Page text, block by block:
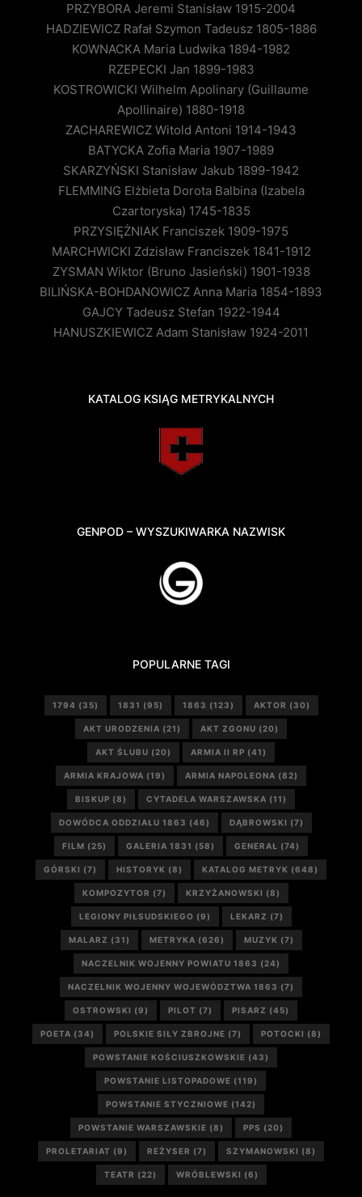
PRZYBORA Jeremi Stanisław 1915-2004
HADZIEWICZ Rafał Szymon Tadeusz 1805-1886
KOWNACKA Maria Ludwika 1894-1982
RZEPECKI Jan 1899-1983
KOSTROWICKI Wilhelm Apolinary (Guillaume
Apollinaire) 1880-1918
ZACHAREWICZ Witold Antoni 1914-1943
BATYCKA Zofia Maria 1907-1989
SKARZYŃSKI Stanisław Jakub 1899-1942
FLEMMING Elżbieta Dorota Balbina (Izabela
Czartoryska) 1745-1835
PRZYSIĘŻNIAK Franciszek 1909-1975
MARCHWICKI Zdzisław Franciszek 1841-1912
ZYSMAN Wiktor (Bruno Jasieński) 1901-1938
BILIŃSKA-BOHDANOWICZ Anna Maria 1854-1893
GAJCY Tadeusz Stefan 1922-1944
HANUSZKIEWICZ Adam Stanisław 1924-2011
KATALOG KSIĄG METRYKALNYCH
GENPOD – WYSZUKIWARKA NAZWISK
POPULARNE TAGI
1794 (35) 1831 (95) 1863 (123) AKTOR (30)
AKT URODZENIA (21) AKT ZGONU (20)
AKT ŚLUBU (20) ARMIA II RP (41)
ARMIA KRAJOWA (19) ARMIA NAPOLEONA (82)
BISKUP (8) CYTADELA WARSZAWSKA (11)
DOWÓDCA ODDZIAŁU 1863 (46) DĄBROWSKI (7)
FILM (25) GALERIA 1831 (58) GENERAŁ (74)
GÓRSKI (7) HISTORYK (8) KATALOG METRYK (648)
KOMPOZYTOR (7) KRZYŻANOWSKI (8)
LEGIONY PIŁSUDSKIEGO (9) LEKARZ (7)
MALARZ (31) METRYKA (626) MUZYK (7)
NACZELNIK WOJENNY POWIATU 1863 (24)
NACZELNIK WOJENNY WOJEWÓDZTWA 1863 (7)
OSTROWSKI (9) PILOT (7) PISARZ (45)
POETA (34) POLSKIE SIŁY ZBROJNE (7) POTOCKI (8)
POWSTANIE KOŚCIUSZKOWSKIE (43)
POWSTANIE LISTOPADOWE (119)
POWSTANIE STYCZNIOWE (142)
POWSTANIE WARSZAWSKIE (8) PPS (20)
PROLETARIAT (9) REŻYSER (7) SZYMANOWSKI (8)
TEATR (22) WRÓBLEWSKI (6)